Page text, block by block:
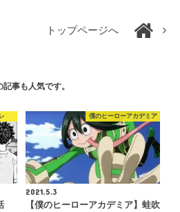
トップページへ
記事も人気です。
僕のヒーローアカデミア
2021.5.3
【僕のヒーローアカデミア】蛙吹